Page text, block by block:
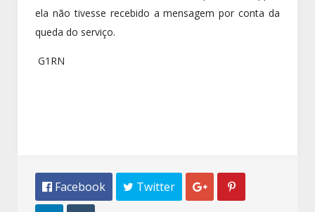
ela não tivesse recebido a mensagem por conta da
queda do serviço.
G1RN
 Facebook  Twitter  